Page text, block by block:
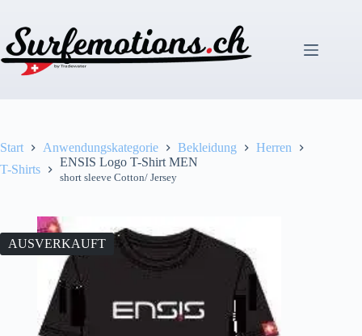
springen
Start Anwendungskategorie Bekleidung
Herren
T-Shirts
ENSIS Logo T-Shirt MEN
short sleeve Cotton/ Jersey
AUSVERKAUFT